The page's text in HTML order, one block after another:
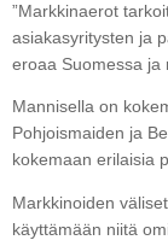
”Markkinaerot
asiakasyritysten ja
eroaa Suomessa ja
Mannisella on
Pohjoismaiden ja
kokemaan erilaisia
Markkinoiden
käyttämään niitä